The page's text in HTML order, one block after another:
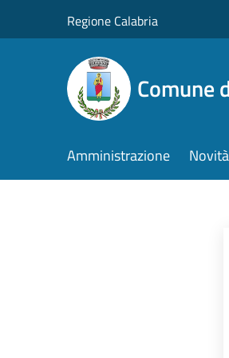
Regione Calabria
Comune
Amministrazione Novità